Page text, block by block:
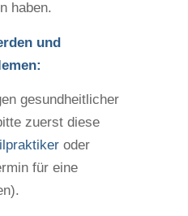
haben.
und
gesundheitlicher
zuerst diese
oder
für eine